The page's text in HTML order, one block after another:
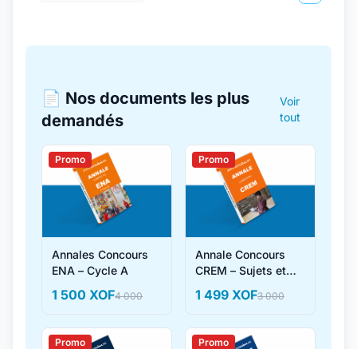
📄 Nos documents les plus
demandés
Voir
tout
Promo
Annales Concours
ENA – Cycle A
1 500 XOF4 000
Promo
Annale Concours
CREM – Sujets et
1 499 XOF3 000
Promo Promo